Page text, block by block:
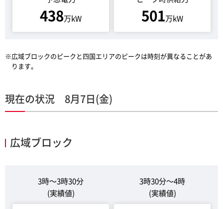
438万kW 501万kW
※広域ブロックのピークと四国エリアのピークは時刻が異なることがあ
ります。
現在の状況 8月7日(金)
広域ブロック
3時～3時30分
(実績値)
3時30分～4時
(実績値)